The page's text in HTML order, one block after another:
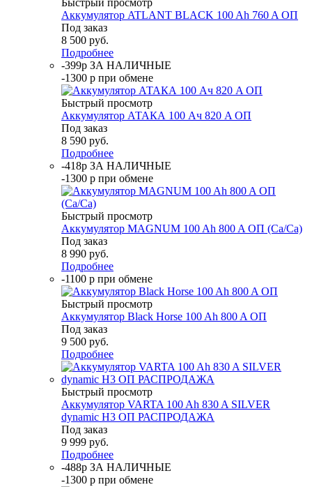
Быстрый просмотр
Аккумулятор ATLANT BLACK 100 Ah 760 A ОП
Под заказ
8 500 руб.
Подробнее
-399р ЗА НАЛИЧНЫЕ
-1300 р при обмене
Быстрый просмотр
Аккумулятор АТАКА 100 Ач 820 A ОП
Под заказ
8 590 руб.
Подробнее
-418р ЗА НАЛИЧНЫЕ
-1300 р при обмене
Быстрый просмотр
Аккумулятор MAGNUM 100 Ah 800 A ОП (Ca/Ca)
Под заказ
8 990 руб.
Подробнее
-1100 р при обмене
Быстрый просмотр
Аккумулятор Black Horse 100 Ah 800 A ОП
Под заказ
9 500 руб.
Подробнее
Быстрый просмотр
Аккумулятор VARTA 100 Ah 830 A SILVER
dynamic H3 ОП РАСПРОДАЖА
Под заказ
9 999 руб.
Подробнее
-488р ЗА НАЛИЧНЫЕ
-1300 р при обмене